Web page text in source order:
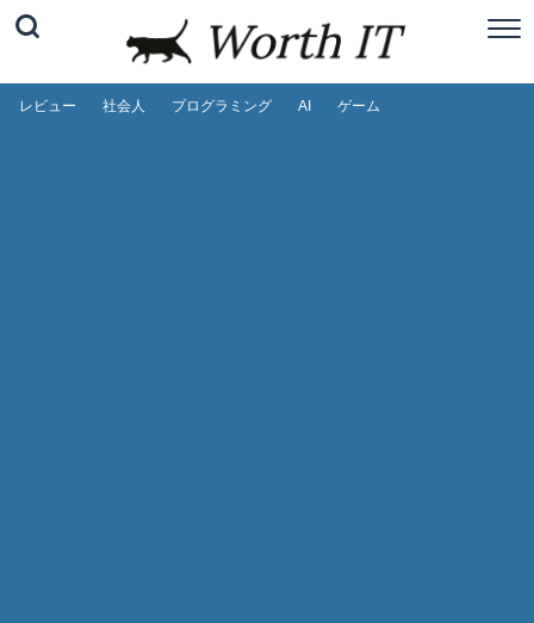
レビュー 社会人 プログラミング AI ゲーム